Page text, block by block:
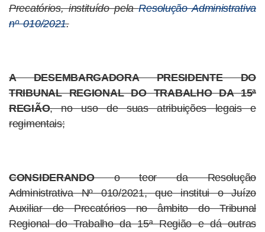
Precatórios, instituído pelaResolução Administrativa
nº 010/2021.
A DESEMBARGADORA PRESIDENTE DO
TRIBUNAL REGIONAL DO TRABALHO DA 15ª
REGIÃO, no uso de suas atribuições legais e
regimentais;
CONSIDERANDOo teor da Resolução
Administrativa Nº 010/2021, que institui o Juízo
Auxiliar de Precatórios no âmbito do Tribunal
Regional do Trabalho da 15ª Região e dá outras